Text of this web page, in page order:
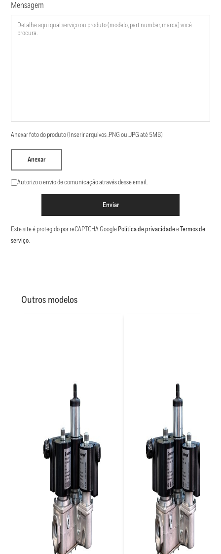
Mensagem
Anexar foto do produto (Inserir arquivos .PNG ou .JPG até 5MB)
Anexar
Autorizo o envio de comunicação através desse email.
Enviar
Este site é protegido por reCAPTCHA Google Política de privacidadee Termos de
serviço.
Outros modelos